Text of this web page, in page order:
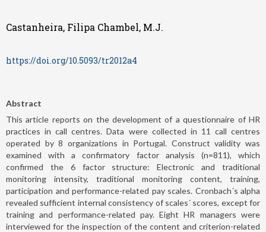
Castanheira, Filipa Chambel, M.J.
https://doi.org/10.5093/tr2012a4
Abstract
This article reports on the development of a questionnaire of HR
practices in call centres. Data were collected in 11 call centres
operated by 8 organizations in Portugal. Construct validity was
examined with a confirmatory factor analysis (n=811), which
confirmed the 6 factor structure: Electronic and traditional
monitoring intensity, traditional monitoring content, training,
participation and performance-related pay scales. Cronbach´s alpha
revealed sufficient internal consistency of scales´ scores, except for
training and performance-related pay. Eight HR managers were
interviewed for the inspection of the content and criterion-related